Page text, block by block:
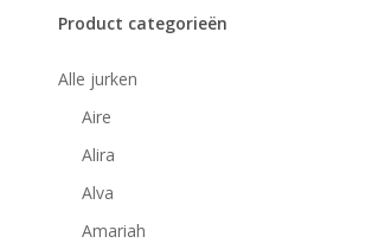
Product categorieën
Alle jurken
Aire
Alira
Alva
Amariah